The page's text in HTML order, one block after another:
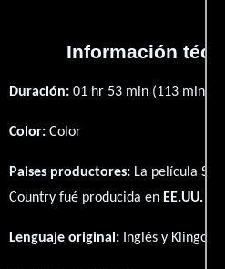
Información
Duración: 01 hr 53 min (113
Color: Color
Paises productores: La película
Country fué producida en EE.UU.
Lenguaje original: Inglés y Klingon